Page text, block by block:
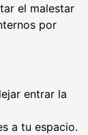
el malestar
por
entrar la
a tu espacio.